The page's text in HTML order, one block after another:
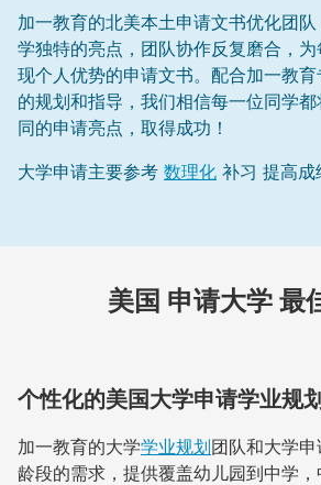
加一教育的北美本土申请文书优化团
学独特的亮点，团队协作反复磨合，
现个人优势的申请文书。配合加一教
的规划和指导，我们相信每一位同学
同的申请亮点，取得成功！
大学申请主要参考 数理化 补习 提高成
美国 申请大学 最
个性化的美国大学申请学业规划
加一教育的大学学业规划团队和大学
龄段的需求，提供覆盖幼儿园到中学